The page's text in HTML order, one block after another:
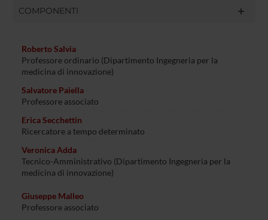
COMPONENTI
Roberto Salvia
Professore ordinario (Dipartimento Ingegneria per la
medicina di innovazione)
Salvatore Paiella
Professore associato
Erica Secchettin
Ricercatore a tempo determinato
Veronica Adda
Tecnico-Amministrativo (Dipartimento Ingegneria per la
medicina di innovazione)
Giuseppe Malleo
Professore associato